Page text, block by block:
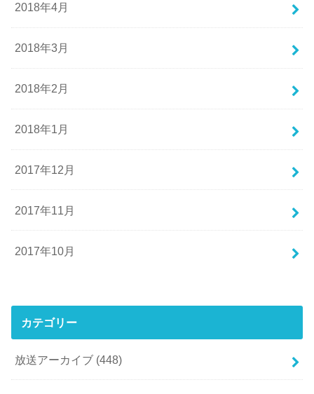
2018年4月
2018年3月
2018年2月
2018年1月
2017年12月
2017年11月
2017年10月
カテゴリー
放送アーカイブ (448)